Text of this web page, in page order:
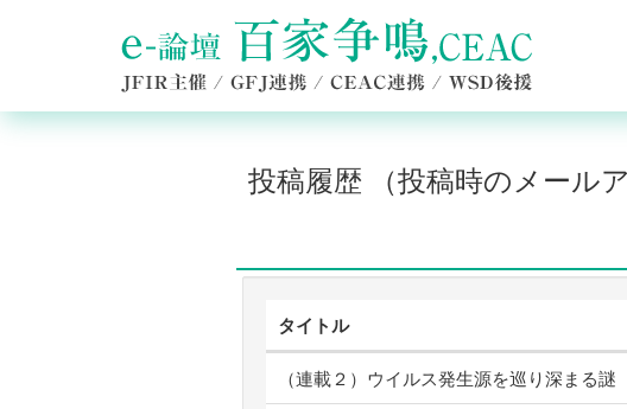
投稿履歴 （投稿時のメール
タイトル
（連載２）ウイルス発生源を巡り深まる謎